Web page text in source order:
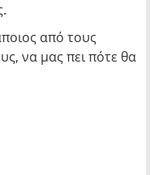
από τους
να μας πει πότε θα